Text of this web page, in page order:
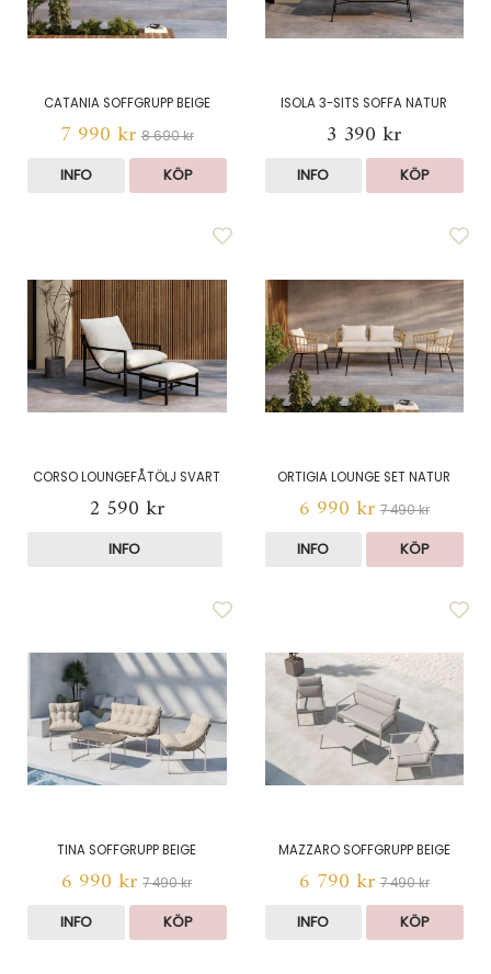
CATANIA SOFFGRUPP BEIGE
7 990 kr 8 690 kr
INFO KÖP
ISOLA 3-SITS SOFFA NATUR
3 390 kr
INFO KÖP
CORSO LOUNGEFÅTÖLJ SVART
2 590 kr
INFO
ORTIGIA LOUNGE SET NATUR
6 990 kr 7 490 kr
INFO KÖP
TINA SOFFGRUPP BEIGE
6 990 kr 7 490 kr
INFO KÖP
MAZZARO SOFFGRUPP BEIGE
6 790 kr 7 490 kr
INFO KÖP